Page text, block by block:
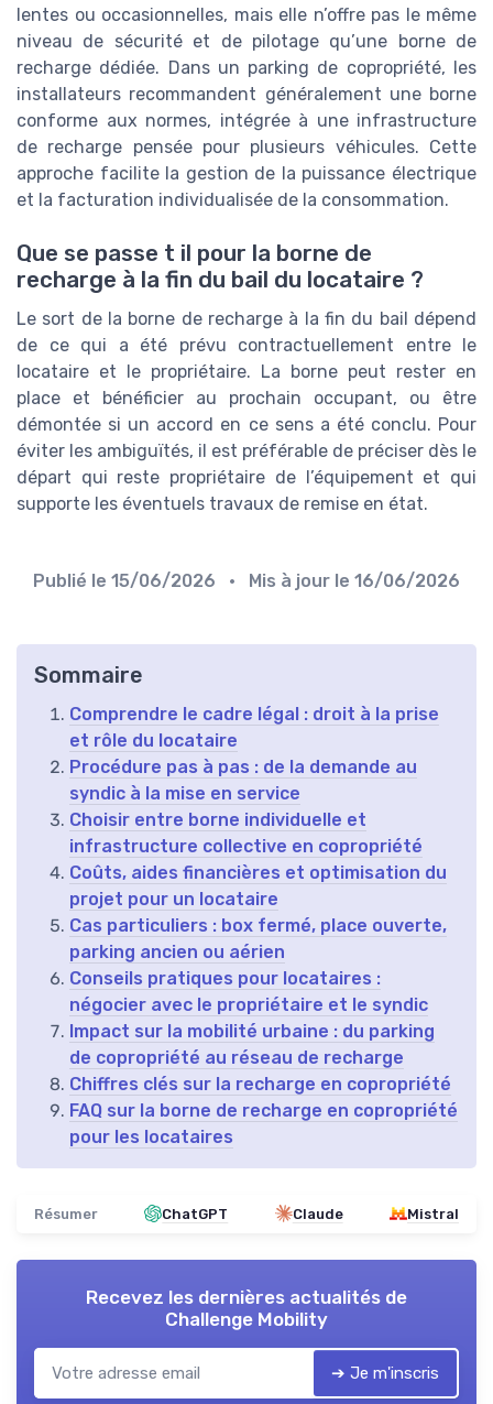
lentes ou occasionnelles, mais elle n’offre pas le même
niveau de sécurité et de pilotage qu’une borne de
recharge dédiée. Dans un parking de copropriété, les
installateurs recommandent généralement une borne
conforme aux normes, intégrée à une infrastructure
de recharge pensée pour plusieurs véhicules. Cette
approche facilite la gestion de la puissance électrique
et la facturation individualisée de la consommation.
Que se passe t il pour la borne de
recharge à la fin du bail du locataire ?
Le sort de la borne de recharge à la fin du bail dépend
de ce qui a été prévu contractuellement entre le
locataire et le propriétaire. La borne peut rester en
place et bénéficier au prochain occupant, ou être
démontée si un accord en ce sens a été conclu. Pour
éviter les ambiguïtés, il est préférable de préciser dès le
départ qui reste propriétaire de l’équipement et qui
supporte les éventuels travaux de remise en état.
Publié le 15/06/2026 • Mis à jour le 16/06/2026
Sommaire
Comprendre le cadre légal : droit à la prise
et rôle du locataire
Procédure pas à pas : de la demande au
syndic à la mise en service
Choisir entre borne individuelle et
infrastructure collective en copropriété
Coûts, aides financières et optimisation du
projet pour un locataire
Cas particuliers : box fermé, place ouverte,
parking ancien ou aérien
Conseils pratiques pour locataires :
négocier avec le propriétaire et le syndic
Impact sur la mobilité urbaine : du parking
de copropriété au réseau de recharge
Chiffres clés sur la recharge en copropriété
FAQ sur la borne de recharge en copropriété
pour les locataires
Résumer ChatGPT Claude Mistral
Recevez les dernières actualités de
Challenge Mobility
➔ Je m'inscris